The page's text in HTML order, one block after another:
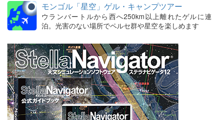
モンゴル「星空」ゲル・キャンプツアー
ウランバートルから西へ250km以上離れたゲルに連
泊。光害のない場所でペルセ群や星空を楽しめます